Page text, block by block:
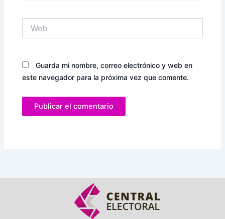
Guarda mi nombre, correo electrónico y web en
este navegador para la próxima vez que comente.